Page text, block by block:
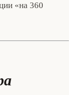
«на 360